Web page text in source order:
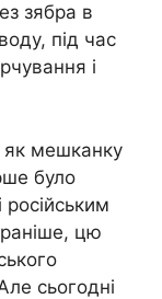
зябра в
під час
і
як мешканку
було
цю
сьогодні